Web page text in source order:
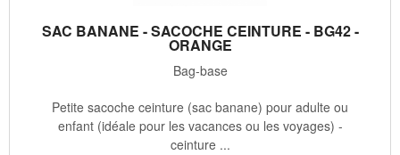
SAC BANANE - SACOCHE CEINTURE - BG42 -
ORANGE
Bag-base
Petite sacoche ceinture (sac banane) pour adulte ou
enfant (idéale pour les vacances ou les voyages) -
ceinture ...